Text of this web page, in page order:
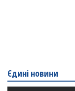
Єдині новини